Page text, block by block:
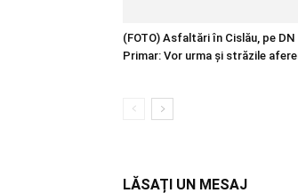
(FOTO) Asfaltări în Cislău, pe DN
Primar: Vor urma și străzile
LĂSAȚI UN MESAJ